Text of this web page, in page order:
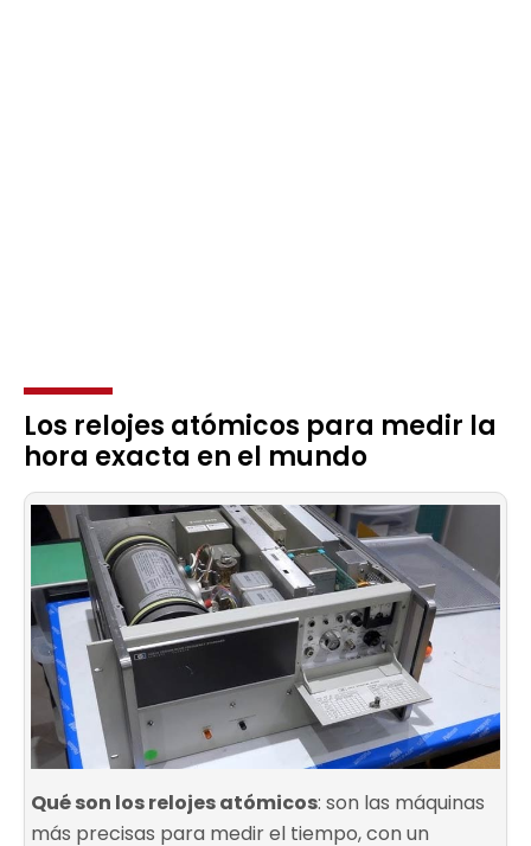
Los relojes atómicos para medir la
hora exacta en el mundo
Qué son los relojes atómicos: son las máquinas
más precisas para medir el tiempo, con un